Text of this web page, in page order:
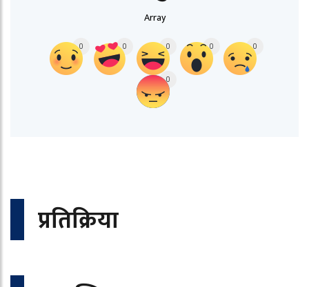
Array
0 0 0 0 0
0
प्रतिक्रिया